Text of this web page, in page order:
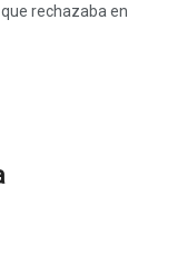
rechazaba en